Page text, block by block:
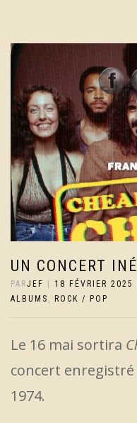
UN CONCERT
PARJEF | 18 FÉVRIER 2025
ALBUMS
ROCK / POP
Le 16 mai sortira
concert
1974.